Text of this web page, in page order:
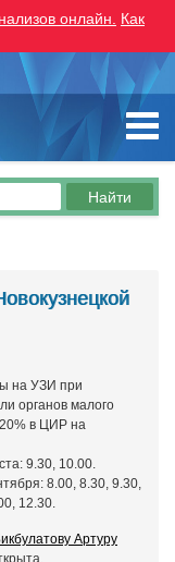
онлайн.
Как
на УЗИ при
органов малого
20% в ЦИР на
9.30, 10.00.
8.00, 8.30, 9.30,
12.30.
Артуру